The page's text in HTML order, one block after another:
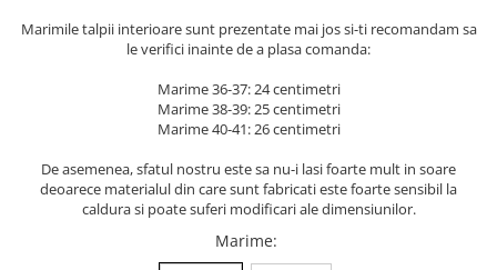
Marimile talpii interioare sunt prezentate mai jos si-ti recomandam sa
le verifici inainte de a plasa comanda:
Marime 36-37: 24 centimetri
Marime 38-39: 25 centimetri
Marime 40-41: 26 centimetri
De asemenea, sfatul nostru este sa nu-i lasi foarte mult in soare
deoarece materialul din care sunt fabricati este foarte sensibil la
caldura si poate suferi modificari ale dimensiunilor.
Marime: